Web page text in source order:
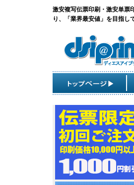
激安複写伝票印刷・激安単票
り、「業界最安値」を目指し